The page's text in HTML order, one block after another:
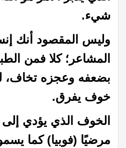
شيء.
وليس المقصود أنك
المشاعر؛ كلا فمن
بضعفه وعجزه
خوف يفرق.
الخوف الذي يؤدي إلى
مرضيًا (فوبيا) كما